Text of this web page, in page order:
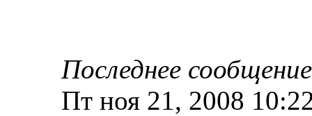
Последнее
Пт ноя 21, 2008